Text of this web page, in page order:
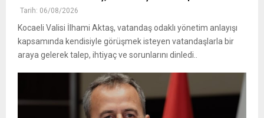
Tarih: 06/08/2026
Kocaeli Valisi İlhami Aktaş, vatandaş odaklı yönetim anlayışı
kapsamında kendisiyle görüşmek isteyen vatandaşlarla bir
araya gelerek talep, ihtiyaç ve sorunlarını dinledi..